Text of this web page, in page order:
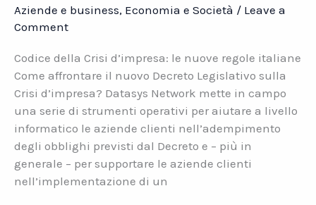
Aziende e business, Economia e Società / Leave a
Comment
Codice della Crisi d’impresa: le nuove regole italiane
Come affrontare il nuovo Decreto Legislativo sulla
Crisi d’impresa? Datasys Network mette in campo
una serie di strumenti operativi per aiutare a livello
informatico le aziende clienti nell’adempimento
degli obblighi previsti dal Decreto e – più in
generale – per supportare le aziende clienti
nell’implementazione di un